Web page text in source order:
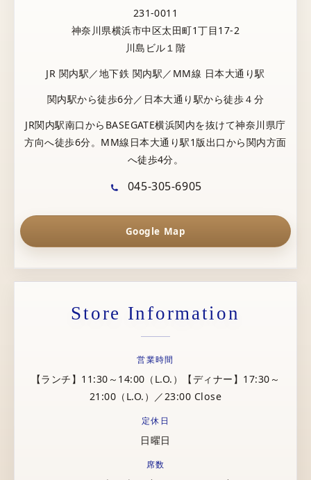
231-0011
神奈川県横浜市中区太田町1丁目17-2
川島ビル１階
JR 関内駅／地下鉄 関内駅／MM線 日本大通り駅
関内駅から徒歩6分／日本大通り駅から徒歩４分
JR関内駅南口からBASEGATE横浜関内を抜けて神奈川県庁
方向へ徒歩6分。MM線日本大通り駅1版出口から関内方面
へ徒歩4分。
045-305-6905
Google Map
Store Information
営業時間
【ランチ】11:30～14:00（L.O.）【ディナー】17:30～
21:00（L.O.）／23:00 Close
定休日
日曜日
席数